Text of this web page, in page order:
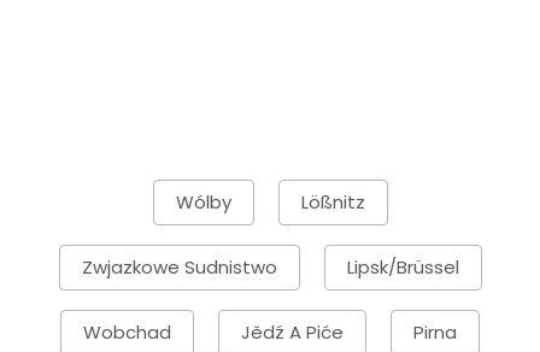
Wólby Lößnitz
Zwjazkowe Sudnistwo Lipsk/Brüssel
Wobchad Jědź A Piće Pirna